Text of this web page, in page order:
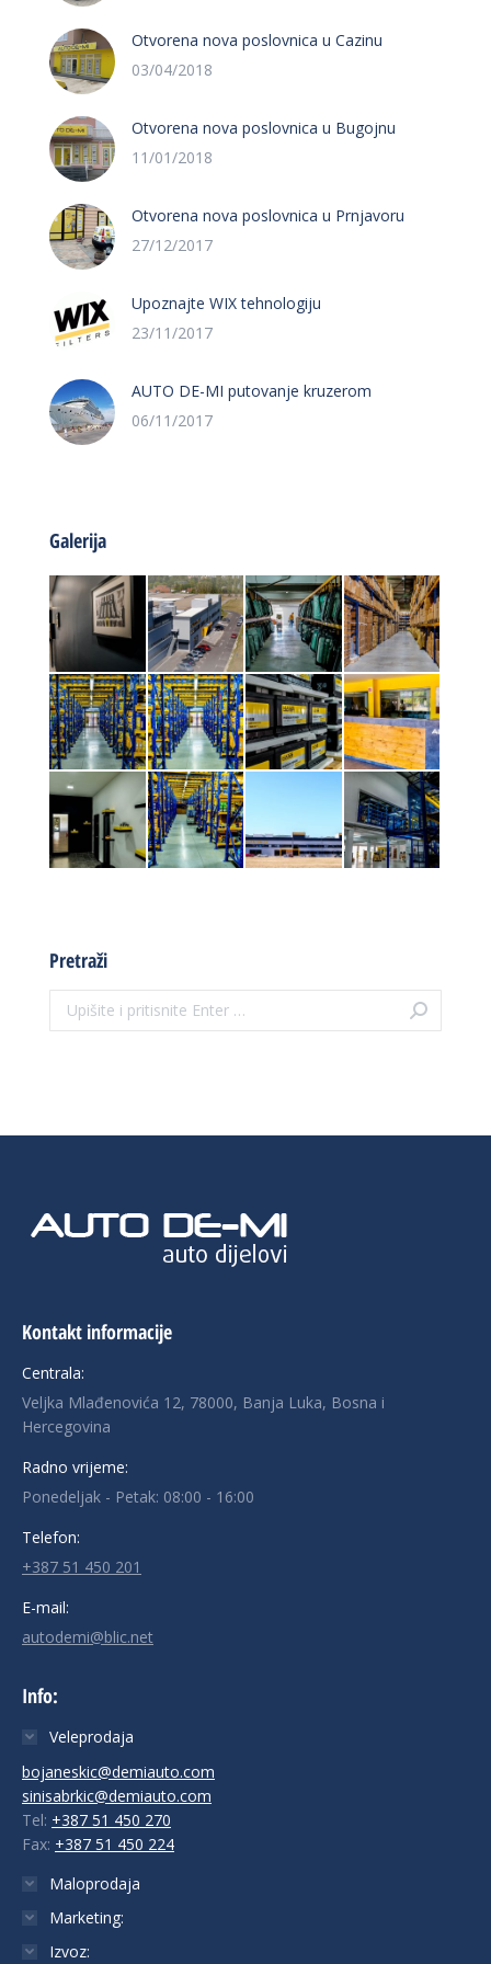
Otvorena nova poslovnica u Cazinu
03/04/2018
Otvorena nova poslovnica u Bugojnu
11/01/2018
Otvorena nova poslovnica u Prnjavoru
27/12/2017
Upoznajte WIX tehnologiju
23/11/2017
AUTO DE-MI putovanje kruzerom
06/11/2017
Galerija
Pretraži
Search:
Kontakt informacije
Centrala:
Veljka Mlađenovića 12, 78000, Banja Luka, Bosna i
Hercegovina
Radno vrijeme:
Ponedeljak - Petak: 08:00 - 16:00
Telefon:
+387 51 450 201
E-mail:
autodemi@blic.net
Info:
Veleprodaja
bojaneskic@demiauto.com
sinisabrkic@demiauto.com
Tel: +387 51 450 270
Fax: +387 51 450 224
Maloprodaja
Marketing:
Izvoz: